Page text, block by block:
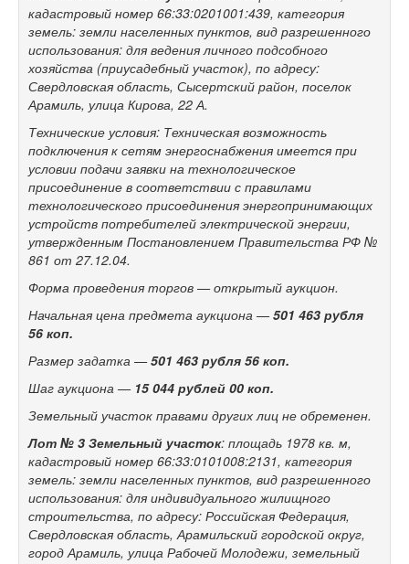
кадастровый номер 66:33:0201001:439, категория
земель: земли населенных пунктов, вид разрешенного
использования: для ведения личного подсобного
хозяйства (приусадебный участок), по адресу:
Свердловская область, Сысертский район, поселок
Арамиль, улица Кирова, 22 А.
Технические условия: Техническая возможность
подключения к сетям энергоснабжения имеется при
условии подачи заявки на технологическое
присоединение в соответствии с правилами
технологического присоединения энергопринимающих
устройств потребителей электрической энергии,
утвержденным Постановлением Правительства РФ №
861 от 27.12.04.
Форма проведения торгов — открытый аукцион.
Начальная цена предмета аукциона —501 463 рубля
56 коп.
Размер задатка —501 463 рубля 56 коп.
Шаг аукциона — 15 044 рублей 00 коп.
Земельный участок правами других лиц не обременен.
Лот № 3 Земельный участок: площадь 1978 кв. м,
кадастровый номер 66:33:0101008:2131, категория
земель: земли населенных пунктов, вид разрешенного
использования: для индивидуального жилищного
строительства, по адресу: Российская Федерация,
Свердловская область, Арамильский городской округ,
город Арамиль, улица Рабочей Молодежи, земельный